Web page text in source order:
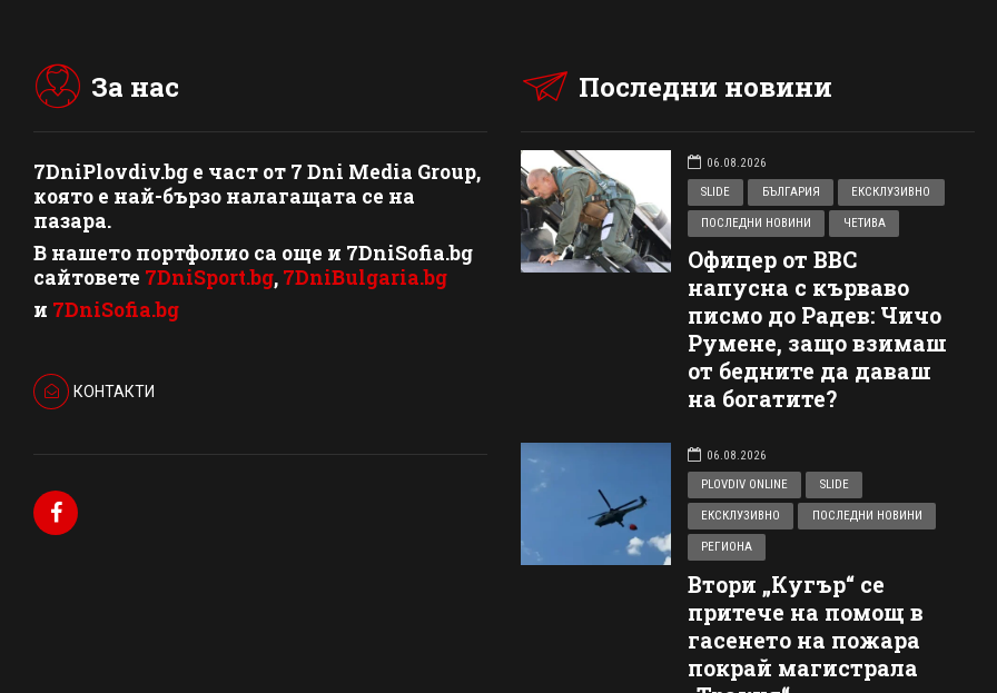
За нас
7DniPlovdiv.bg e част от 7 Dni Media Group,
която е най-бързо налагащата се на
пазара.
В нашето портфолио са още и 7DniSofia.bg
сайтовете 7DniSport.bg, 7DniBulgaria.bg
и 7DniSofia.bg
КОНТАКТИ
Последни новини
06.08.2026
SLIDE
БЪЛГАРИЯ ЕКСКЛУЗИВНО
ПОСЛЕДНИ НОВИНИ ЧЕТИВА
Офицер от ВВС
напусна с кърваво
писмо до Радев: Чичо
Румене, защо взимаш
от бедните да даваш
на богатите?
06.08.2026
PLOVDIV ONLINE
SLIDE
ЕКСКЛУЗИВНО ПОСЛЕДНИ НОВИНИ
РЕГИОНА
Втори „Кугър“ се
притече на помощ в
гасенето на пожара
покрай магистрала